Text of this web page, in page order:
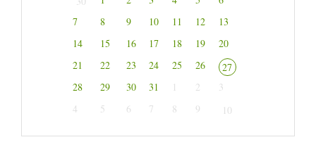
7
8 9 10 11 12
13
14
15 16 17 18 19
20
21
22 23 24 25 26
27
28
29 30 31 1 2
3
4
5 6 7 8 9 10